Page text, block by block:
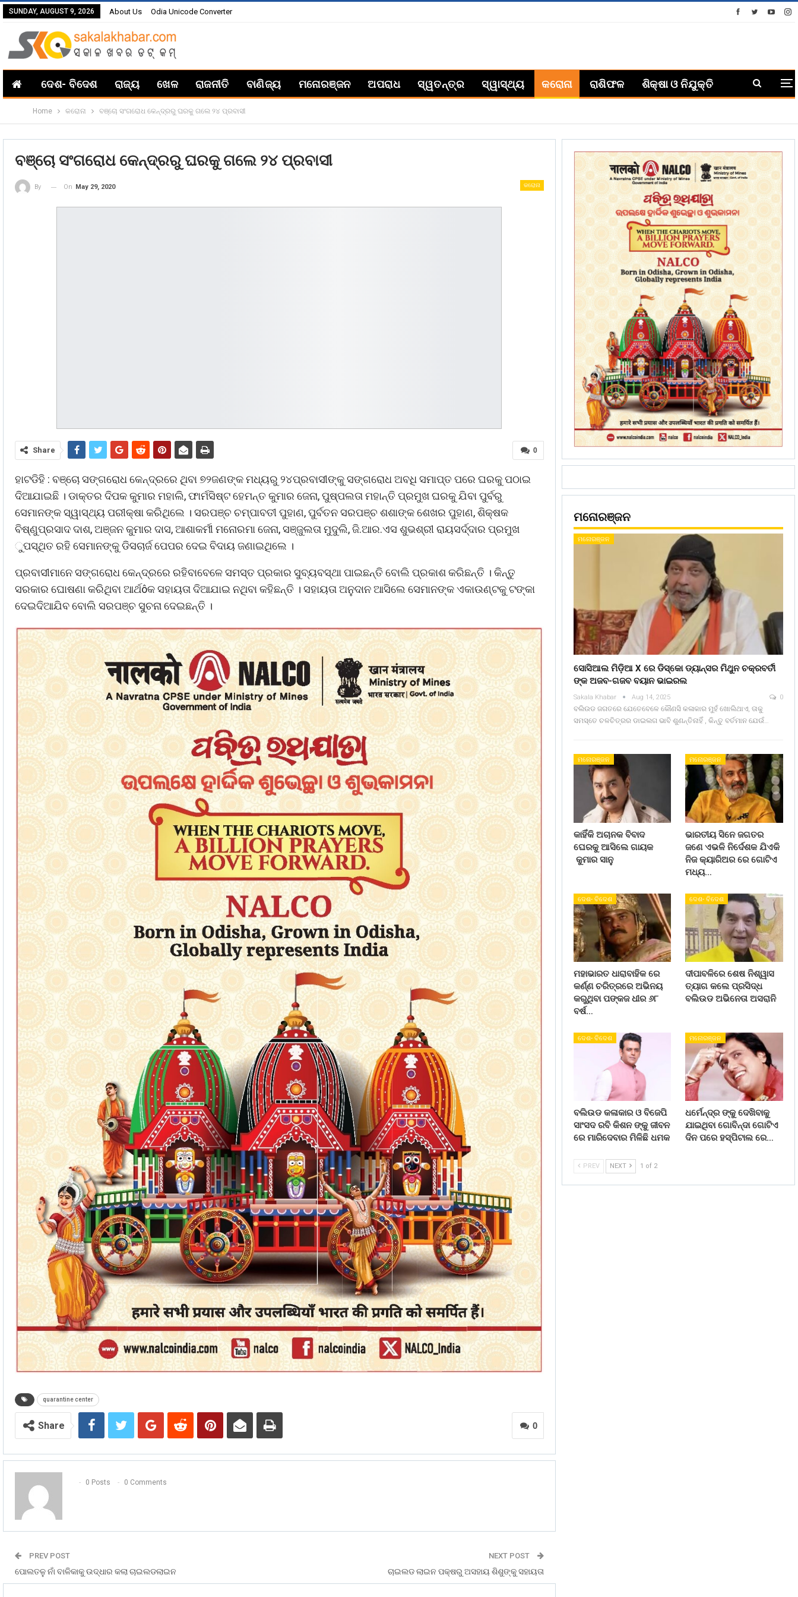
SUNDAY, AUGUST 9, 2026 About Us Odia Unicode Converter
ଦେଶ- ବିଦେଶ ରାଜ୍ୟ ଖେଳ ରାଜନୀତି ବାଣିଜ୍ୟ ମନୋରଞ୍ଜନ ଅପରାଧ ସ୍ୱତନ୍ତ୍ର ସ୍ୱାସ୍ଥ୍ୟ କରୋନା ରାଶିଫଳ ଶିକ୍ଷା ଓ ନିଯୁକ୍ତି
Home କରୋନା ବଞ୍ଚୋ ସଂଗରୋଧ କେନ୍ଦ୍ରରୁ ଘରକୁ ଗଲେ ୨୪ ପ୍ରବାସୀ
ବଞ୍ଚୋ ସଂଗରୋଧ କେନ୍ଦ୍ରରୁ ଘରକୁ ଗଲେ ୨୪ ପ୍ରବାସୀ
କରୋନା
By On May 29, 2020
0
Share
ହାଟଡିହି : ବଞ୍ଚୋ ସଙ୍ଗରୋଧ କେନ୍ଦ୍ରରେ ଥିବା ୭୨ଜଣଙ୍କ ମଧ୍ୟରୁ ୨୪ପ୍ରବାସୀଙ୍କୁ ସଙ୍ଗରୋଧ ଅବଧି ସମାପ୍ତ ପରେ ଘରକୁ ପଠାଇ
ଦିଆଯାଇଛି । ଡାକ୍ତର ଦିପକ କୁମାର ମହାଲି, ଫାର୍ମସିଷ୍ଟ ହେମନ୍ତ କୁମାର ଜେନା, ପୁଷ୍ପଲତା ମହାନ୍ତି ପ୍ରମୁଖ ଘରକୁ ଯିବା ପୁର୍ବରୁ
ସେମାନଙ୍କ ସ୍ୱାସ୍ଥ୍ୟ ପରୀକ୍ଷା କରିଥିଲେ । ସରପଞ୍ଚ ଚମ୍ପାବତୀ ପୁହାଣ, ପୁର୍ବତନ ସରପଞ୍ଚ ଶଶାଙ୍କ ଶେଖର ପୁହାଣ, ଶିକ୍ଷକ
ବିଷ୍ଣୁପ୍ରସାଦ ଦାଶ, ଅଞ୍ଜନ କୁମାର ଦାସ, ଆଶାକର୍ମୀ ମନୋରମା ଜେନା, ସଞ୍ଜୁଲତା ମୁଦୁଲି, ଜି.ଆର.ଏସ ଶୁଭଶ୍ରୀ ରାୟସର୍ଦ୍ଦାର ପ୍ରମୁଖ
ୁପସ୍ଥିତ ରହି ସେମାନଙ୍କୁ ଡିସଚାର୍ଜ ପେପର ଦେଇ ବିଦାୟ ଜଣାଇଥିଲେ ।
ପ୍ରବାସୀମାନେ ସଙ୍ଗରୋଧ କେନ୍ଦ୍ରରେ ରହିବାବେଳେ ସମସ୍ତ ପ୍ରକାର ସୁବ୍ୟବସ୍ଥା ପାଇଛନ୍ତି ବୋଲି ପ୍ରକାଶ କରିଛନ୍ତି । କିନ୍ତୁ
ସରକାର ଘୋଷଣା କରିଥିବା ଆର୍ଥôକ ସହାୟତା ଦିଆଯାଇ ନଥିବା କହିଛନ୍ତି । ସହାୟତା ଅନୁଦାନ ଆସିଲେ ସେମାନଙ୍କ ଏକାଉଣ୍ଟକୁ ଟଙ୍କା
ଦେଇଦିଆଯିବ ବୋଲି ସରପଞ୍ଚ ସୁଚନା ଦେଇଛନ୍ତି ।
quarantine center
0
Share
0 Posts 0 Comments
PREV POST
ପୋଲତଳୁ ନାଁ ବାଳିକାକୁ ଉଦ୍ଧାର କଲା ଚାଇଲଡଲାଇନ
NEXT POST
ଚାଇଲଡ ଲାଇନ ପକ୍ଷରୁ ଅସହାୟ ଶିଶୁଙ୍କୁ ସହାୟତା
ମନୋରଞ୍ଜନ
ମନୋରଞ୍ଜନ
ସୋସିଆଲ ମିଡ଼ିଆ X ରେ ଡିସ୍କୋ ଡ୍ୟାନ୍ସର ମିଥୁନ ଚକ୍ରବର୍ତୀ
ଙ୍କ ଅଜବ-ଗଜବ ବୟାନ ଭାଇରଲ
Sakala Khabar Aug 14, 2025 0
ବଲିଉଡ ଜଗତରେ ଯେତେବେଳେ କୌଣସି କଳାକାର ମୁହଁ ଖୋଲିଥାଏ, ତାକୁ
ସମସ୍ତେ ଚଳଚିତ୍ରର ଡାଇଲଗ ଭାବି ଶୁଣନ୍ତିନାହିଁ , କିନ୍ତୁ ବର୍ତମାନ ଯେଉଁ…
ମନୋରଞ୍ଜନ
କାହିଁକି ଅଚାନକ ବିବାଦ
ଘେରକୁ ଆସିଲେ ଗାୟକ
କୁମାର ସାନୁ
ମନୋରଞ୍ଜନ
ଭାରତୀୟ ସିନେ ଜଗତର
ଜଣେ ଏଭଳି ନିର୍ଦେଶକ ଯିଏକି
ନିଜ କ୍ୟାରିଅର ରେ ଗୋଟିଏ
ମଧ୍ୟ…
ଦେଶ- ବିଦେଶ
ମହାଭାରତ ଧାରାବାହିକ ରେ
କର୍ଣ୍ଣ ଚରିତ୍ରରେ ଅଭିନୟ
କରୁଥିବା ପଙ୍କଜ ଧୀର ୬୮
ବର୍ଷ…
ଦେଶ- ବିଦେଶ
ଦୀପାବଳିରେ ଶେଷ ନିଶ୍ୱାସ
ତ୍ୟାଗ କଲେ ପ୍ରସିଦ୍ଧ
ବଲିଉଡ ଅଭିନେତା ଅସରାନି
ଦେଶ- ବିଦେଶ
ବଲିଉଡ କଳାକାର ଓ ବିଜେପି
ସାଂସଦ ରବି କିଶନ ଙ୍କୁ ଜୀବନ
ରେ ମାରିଦେବାର ମିଳିଛି ଧମକ
ମନୋରଞ୍ଜନ
ଧର୍ମେନ୍ଦ୍ର ଙ୍କୁ ଦେଖିବାକୁ
ଯାଇଥିବା ଗୋବିନ୍ଦା ଗୋଟିଏ
ଦିନ ପରେ ହସ୍ପିଟାଲ ରେ…
PREV NEXT 1 of 2